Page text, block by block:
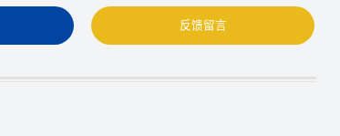
反馈留言